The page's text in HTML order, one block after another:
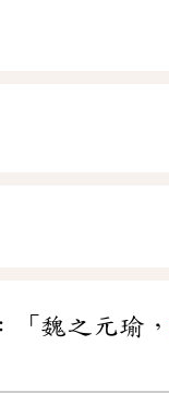
魏之元瑜，